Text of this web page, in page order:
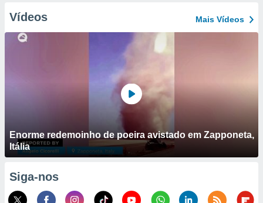
Vídeos Mais Vídeos
Enorme redemoinho de poeira avistado em Zapponeta,
Itália
Siga-nos